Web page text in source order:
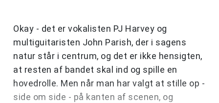
Okay - det er vokalisten PJ Harvey og
multiguitaristen John Parish, der i sagens
natur står i centrum, og det er ikke hensigten,
at resten af bandet skal ind og spille en
hovedrolle. Men når man har valgt at stille op -
side om side - på kanten af scenen, og